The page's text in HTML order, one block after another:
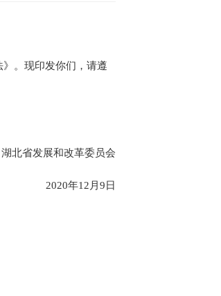
》。现印发你们，请遵
湖北省发展和改革委员会
2020年12 月 9 日